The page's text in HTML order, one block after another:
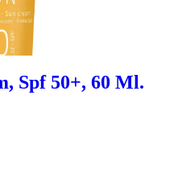
Spf 50+, 60 Ml.